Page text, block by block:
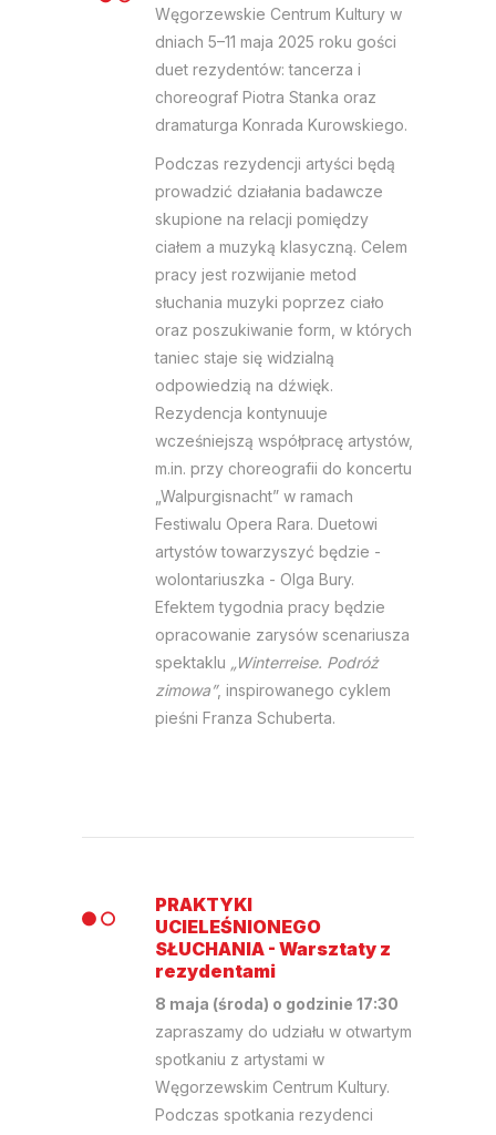
Węgorzewskie Centrum Kultury w
dniach 5–11 maja 2025 roku gości
duet rezydentów: tancerza i
choreograf Piotra Stanka oraz
dramaturga Konrada Kurowskiego.
Podczas rezydencji artyści będą
prowadzić działania badawcze
skupione na relacji pomiędzy
ciałem a muzyką klasyczną. Celem
pracy jest rozwijanie metod
słuchania muzyki poprzez ciało
oraz poszukiwanie form, w których
taniec staje się widzialną
odpowiedzią na dźwięk.
Rezydencja kontynuuje
wcześniejszą współpracę artystów,
m.in. przy choreografii do koncertu
„Walpurgisnacht” w ramach
Festiwalu Opera Rara. Duetowi
artystów towarzyszyć będzie -
wolontariuszka - Olga Bury.
Efektem tygodnia pracy będzie
opracowanie zarysów scenariusza
spektaklu „Winterreise. Podróż
zimowa”, inspirowanego cyklem
pieśni Franza Schuberta.
PRAKTYKI
UCIELEŚNIONEGO
SŁUCHANIA - Warsztaty z
rezydentami
8 maja (środa) o godzinie 17:30
zapraszamy do udziału w otwartym
spotkaniu z artystami w
Węgorzewskim Centrum Kultury.
Podczas spotkania rezydenci